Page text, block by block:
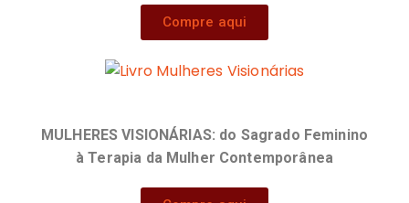
Compre aqui
MULHERES VISIONÁRIAS: do Sagrado Feminino
à Terapia da Mulher Contemporânea